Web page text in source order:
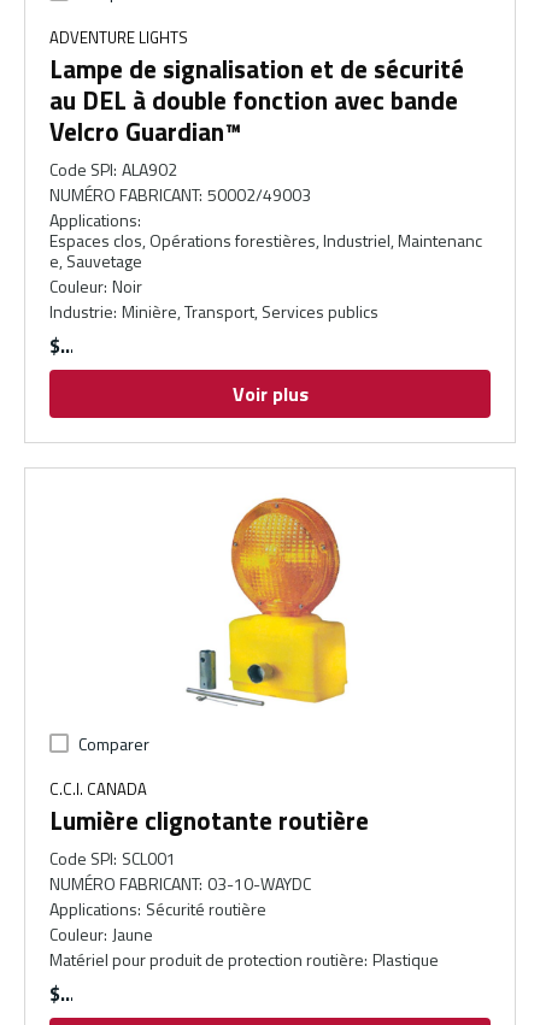
ADVENTURE LIGHTS
Lampe de signalisation et de sécurité
au DEL à double fonction avec bande
Velcro Guardian™
Code SPI: ALA902
NUMÉRO FABRICANT: 50002/49003
Applications:
Espaces clos, Opérations forestières, Industriel, Maintenanc
e, Sauvetage
Couleur: Noir
Industrie: Minière, Transport, Services publics
$
Voir plus
Comparer
C.C.I. CANADA
Lumière clignotante routière
Code SPI: SCL001
NUMÉRO FABRICANT: 03-10-WAYDC
Applications: Sécurité routière
Couleur: Jaune
Matériel pour produit de protection routière: Plastique
$